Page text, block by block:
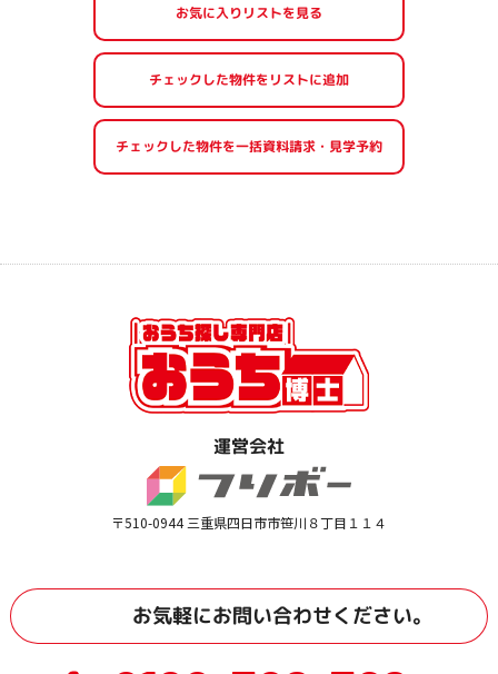
お気に入りリストを見る
運営会社
〒510-0944 三重県四日市市笹川８丁目１１４
お気軽にお問い合わせください。